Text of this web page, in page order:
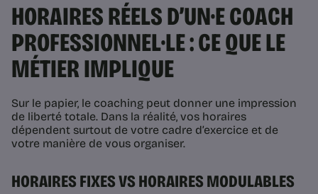
HORAIRES RÉELS D’UN·E COACH
PROFESSIONNEL·LE : CE QUE LE
MÉTIER IMPLIQUE
Sur le papier, le coaching peut donner une impression
de liberté totale. Dans la réalité, vos horaires
dépendent surtout de votre cadre d’exercice et de
votre manière de vous organiser.
HORAIRES FIXES VS HORAIRES MODULABLES